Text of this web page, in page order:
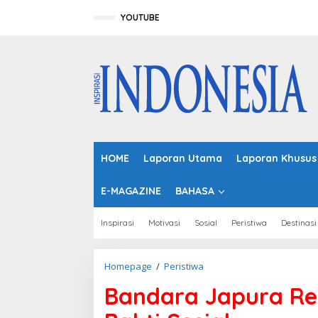
YOUTUBE
HOME Laporan Utama Laporan Khusus
E-MAGAZINE BAHASA
Inspirasi Motivasi Sosial Peristiwa Destinasi
Homepage / Peristiwa
d
Bandara Japura